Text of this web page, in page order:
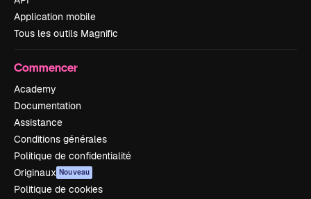
Application mobile
Tous les outils Magnific
Commencer
Academy
Documentation
Assistance
Conditions générales
Politique de confidentialité
Originaux Nouveau
Politique de cookies